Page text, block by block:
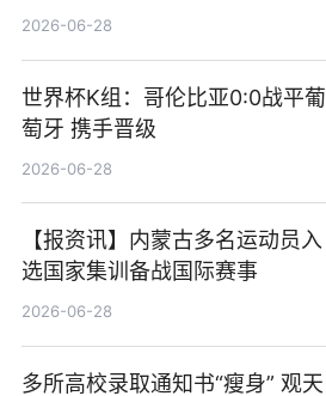
觉
2026-06-28
世界杯K组：哥伦比亚0:0战平葡
萄牙 携手晋级
2026-06-28
【报资讯】内蒙古多名运动员入
选国家集训备战国际赛事
2026-06-28
多所高校录取通知书“瘦身” 观天